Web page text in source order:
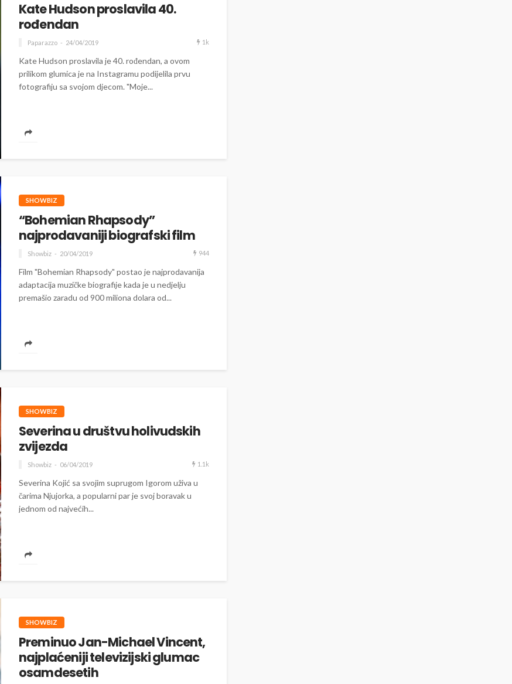
Kate Hudson proslavila 40.
rođendan
Paparazzo 24/04/2019 1k
Kate Hudson proslavila je 40. rođendan, a ovom
prilikom glumica je na Instagramu podijelila prvu
fotografiju sa svojom djecom. "Moje...
SHOWBIZ
“Bohemian Rhapsody”
najprodavaniji biografski film
Showbiz 20/04/2019 944
Film "Bohemian Rhapsody" postao je najprodavanija
adaptacija muzičke biografije kada je u nedjelju
premašio zaradu od 900 miliona dolara od...
SHOWBIZ
Severina u društvu holivudskih
zvijezda
Showbiz 06/04/2019 1.1k
Severina Kojić sa svojim suprugom Igorom uživa u
čarima Njujorka, a popularni par je svoj boravak u
jednom od najvećih...
SHOWBIZ
Preminuo Jan-Michael Vincent,
najplaćeniji televizijski glumac
osamdesetih